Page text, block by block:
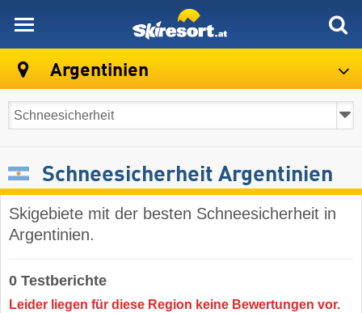
Argentinien
Schneesicherheit Argentinien
Skigebiete mit der besten Schneesicherheit in
Argentinien.
0 Testberichte
Leider liegen für diese Region keine Bewertungen vor.